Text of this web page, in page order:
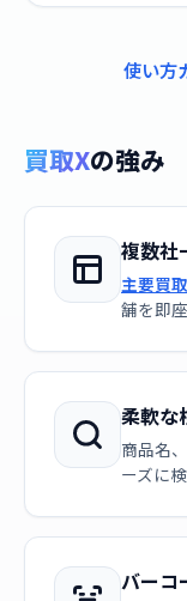
使い方
買取Xの強み
複数社
主要買
舗を即
柔軟な
商品名
ーズに
バーコ